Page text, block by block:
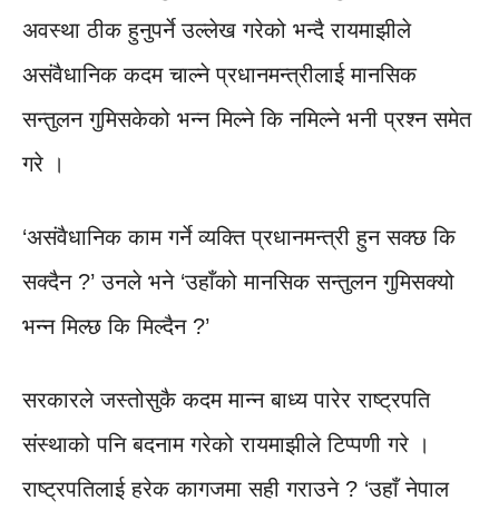
अवस्था ठीक हुनुपर्ने उल्लेख गरेको भन्दै रायमाझीले
असंवैधानिक कदम चाल्ने प्रधानमन्त्रीलाई मानसिक
सन्तुलन गुमिसकेको भन्न मिल्ने कि नमिल्ने भनी प्रश्न समेत
गरे ।
‘असंवैधानिक काम गर्ने व्यक्ति प्रधानमन्त्री हुन सक्छ कि
सक्दैन ?’ उनले भने ‘उहाँको मानसिक सन्तुलन गुमिसक्यो
भन्न मिल्छ कि मिल्दैन ?’
सरकारले जस्तोसुकै कदम मान्न बाध्य पारेर राष्ट्रपति
संस्थाको पनि बदनाम गरेको रायमाझीले टिप्पणी गरे ।
राष्ट्रपतिलाई हरेक कागजमा सही गराउने ? ‘उहाँ नेपाल